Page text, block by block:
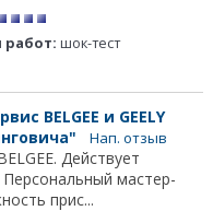
шок-тест
BELGEE и GEELY
Нап. отзыв
Действует
мастер-
прис...